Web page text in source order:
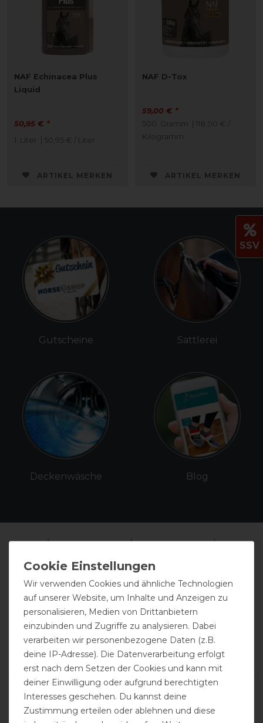
NAF Echinacea Plus
Liquid
50,95 € *
1 Liter | 50,95 € / Liter
ARTIKEL MERKEN
NAF D-Tox
59,00 € *
500 Gramm | 118,00 € /
Kilogramm
ARTIKEL MERKEN
Gutscheine
Deckenwäsche
Sattlerei
Blog
Kundenmeinungen: Das sagen
unsere Kunden über uns
SSV
Wir verwenden Cookies und ähnliche Technologien
auf unserer Website, um Inhalte und Anzeigen zu
personalisieren, Medien von Drittanbietern
einzubinden und Zugriffe zu analysieren. Dabei
verarbeiten wir personenbezogene Daten (z.B.
deine IP-Adresse). Die Datenverarbeitung erfolgt
erst nach dem Setzen der Cookies und kann mit
deiner Einwilligung oder aufgrund berechtigten
Interesses geschehen. Du kannst deine
Zustimmung erteilen oder ablehnen und diese